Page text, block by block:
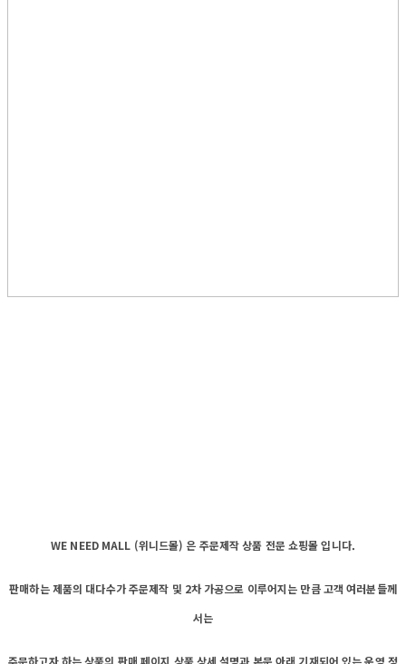
WE NEED MALL (위니드몰) 은 주문제작 상품 전문 쇼핑몰 입니다.
판매하는 제품의 대다수가 주문제작 및 2차 가공으로 이루어지는 만큼 고객 여러분들께
서는
주문하고자 하는 상품의 판매 페이지 상품 상세 설명과 본문 아래 기재되어 있는 운영 정